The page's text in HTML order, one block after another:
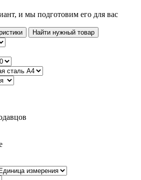
и мы подготовим его для вас
Найти нужный товар